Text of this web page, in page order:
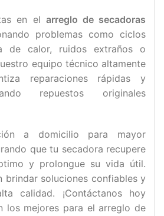
en el arreglo de secadoras
problemas como ciclos
de calor, ruidos extraños o
equipo técnico altamente
reparaciones rápidas y
repuestos originales
a domicilio para mayor
que tu secadora recupere
y prolongue su vida útil.
brindar soluciones confiables y
calidad. ¡Contáctanos hoy
los mejores para el arreglo de